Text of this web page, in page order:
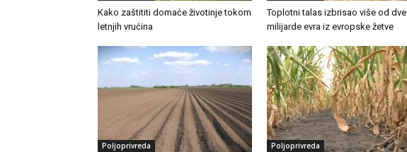
Kako zaštititi domaće životinje tokom
letnjih vrućina
Toplotni talas izbrisao više od dve
milijarde evra iz evropske žetve
Poljoprivreda Poljoprivreda